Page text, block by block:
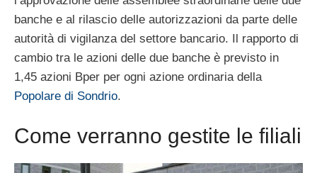
banche e al rilascio delle autorizzazioni da parte delle
autorità di vigilanza del settore bancario. Il rapporto di
cambio tra le azioni delle due banche è previsto in
1,45 azioni Bper per ogni azione ordinaria della
Popolare di Sondrio.
Come verranno gestite le filiali